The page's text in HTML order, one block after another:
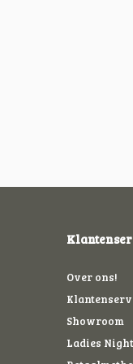
Over ons!
Showroom
Ladies